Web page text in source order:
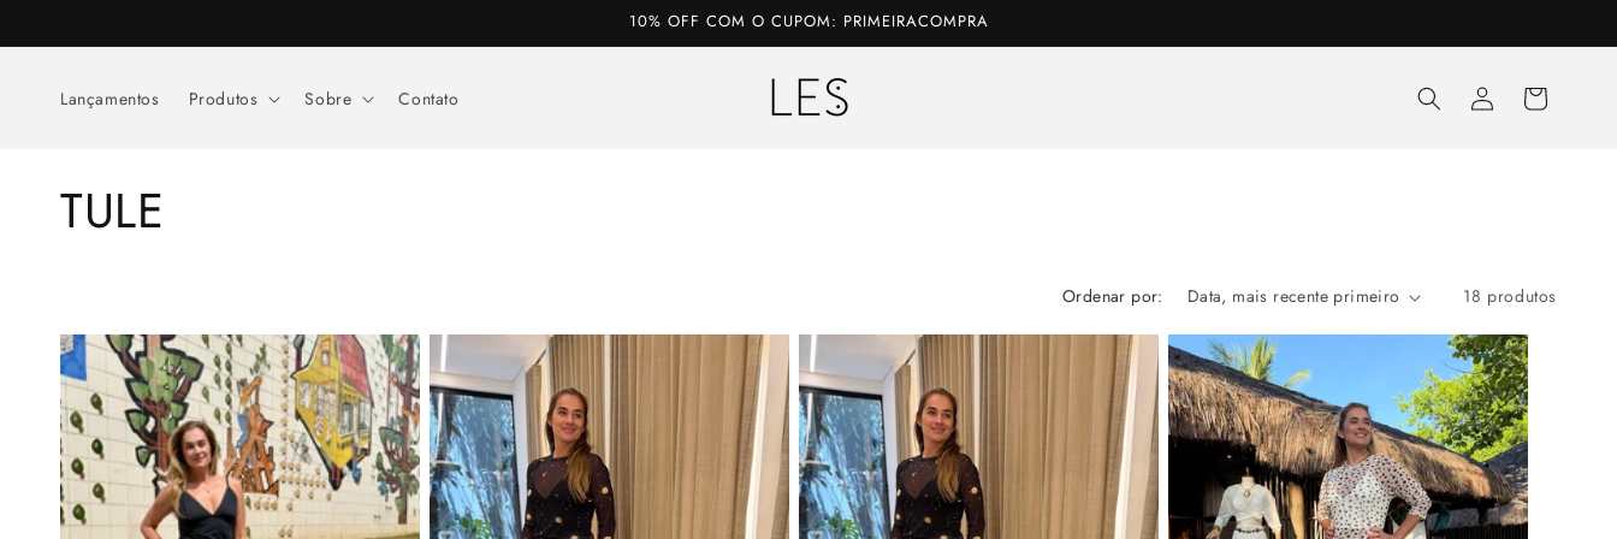
conteúdo
10% OFF COM O CUPOM: PRIMEIRACOMPRA
Lançamentos Produtos Sobre Contato
Fazer
login
Carrinho
C
l
e
ç
ã
TULE
Ordenar por: 18 produtos